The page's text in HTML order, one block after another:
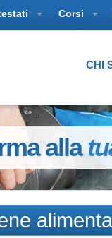
Corsi
CHI
alla